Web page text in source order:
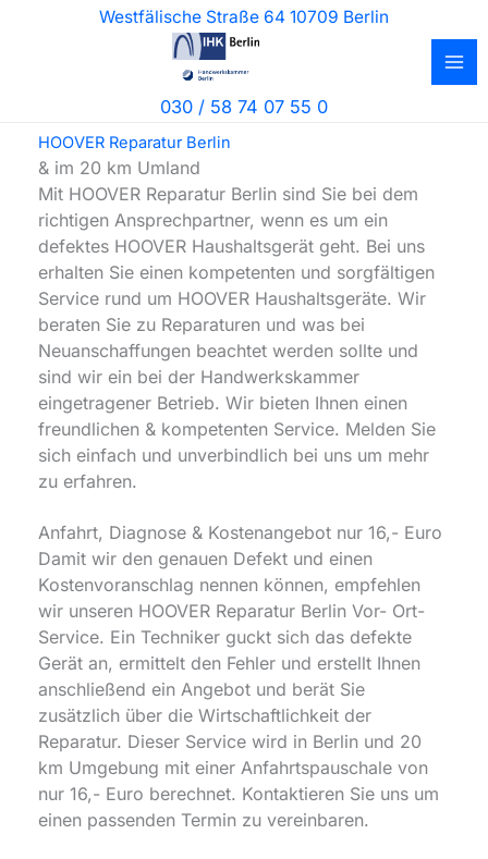
Westfälische Straße 64 10709 Berlin
030 / 58 74 07 55 0
HOOVER Reparatur Berlin
& im 20 km Umland
Mit HOOVER Reparatur Berlin sind Sie bei dem
richtigen Ansprechpartner, wenn es um ein
defektes HOOVER Haushaltsgerät geht. Bei uns
erhalten Sie einen kompetenten und sorgfältigen
Service rund um HOOVER Haushaltsgeräte. Wir
beraten Sie zu Reparaturen und was bei
Neuanschaffungen beachtet werden sollte und
sind wir ein bei der Handwerkskammer
eingetragener Betrieb. Wir bieten Ihnen einen
freundlichen & kompetenten Service. Melden Sie
sich einfach und unverbindlich bei uns um mehr
zu erfahren.
Anfahrt, Diagnose & Kostenangebot nur 16,- Euro
Damit wir den genauen Defekt und einen
Kostenvoranschlag nennen können, empfehlen
wir unseren HOOVER Reparatur Berlin Vor- Ort-
Service. Ein Techniker guckt sich das defekte
Gerät an, ermittelt den Fehler und erstellt Ihnen
anschließend ein Angebot und berät Sie
zusätzlich über die Wirtschaftlichkeit der
Reparatur. Dieser Service wird in Berlin und 20
km Umgebung mit einer Anfahrtspauschale von
nur 16,- Euro berechnet. Kontaktieren Sie uns um
einen passenden Termin zu vereinbaren.